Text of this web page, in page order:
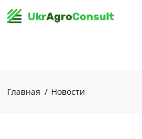
Главная Новости